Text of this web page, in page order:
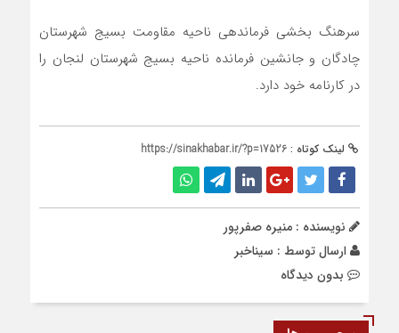
سرهنگ بخشی فرماندهی ناحیه مقاومت بسیج شهرستان
چادگان و جانشین فرمانده ناحیه بسیج شهرستان لنجان را
در کارنامه خود دارد.
لینک کوتاه : https://sinakhabar.ir/?p=17526
نویسنده : منیره صفرپور
ارسال توسط : سیناخبر
بدون دیدگاه